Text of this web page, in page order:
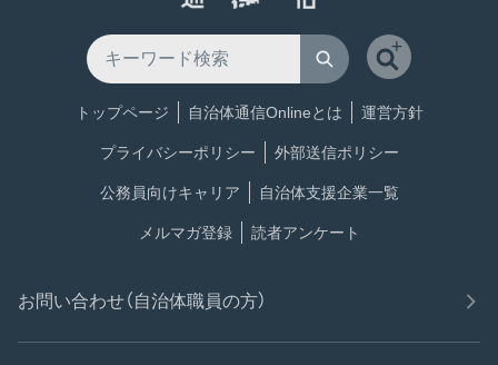
トップページ 自治体通信Onlineとは 運営方針
プライバシーポリシー 外部送信ポリシー
公務員向けキャリア 自治体支援企業一覧
メルマガ登録 読者アンケート
お問い合わせ（自治体職員の方）